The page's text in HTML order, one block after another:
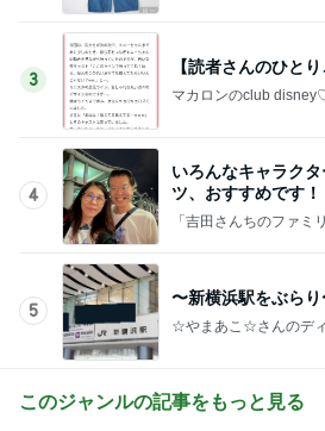
3
【読者さんのひと
マカロンのclub
4
いろんなキャラク
ツ、おすすめです！
「吉田さんちのファミ
5
〜新横浜駅をぶらり
☆やまあこ☆さんのデ
このジャンルの記事をもっと見る